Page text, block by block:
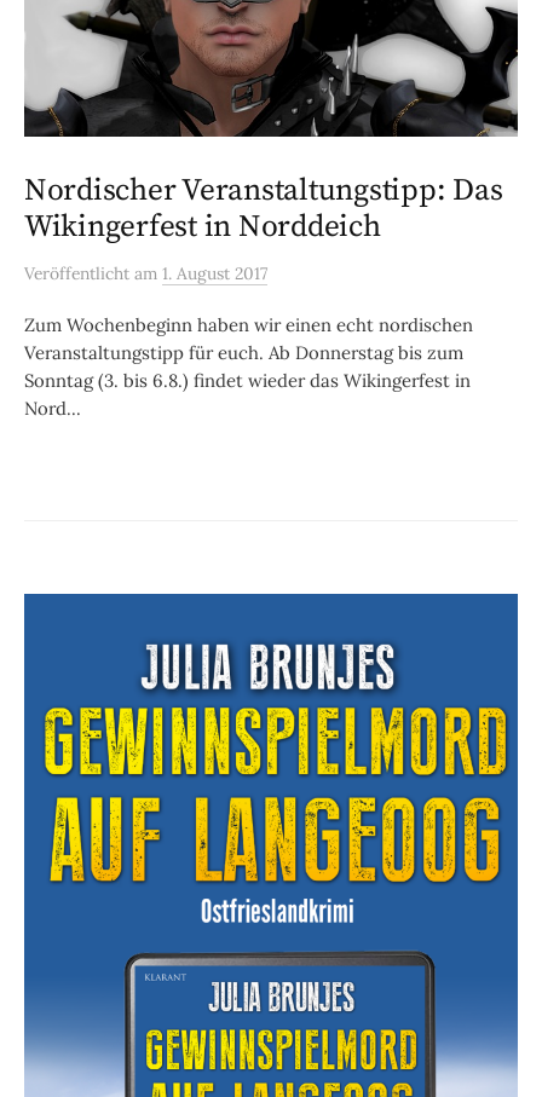
Nordischer Veranstaltungstipp: Das
Wikingerfest in Norddeich
Veröffentlicht am 1. August 2017
Zum Wochenbeginn haben wir einen echt nordischen
Veranstaltungstipp für euch. Ab Donnerstag bis zum
Sonntag (3. bis 6.8.) findet wieder das Wikingerfest in
Nord...